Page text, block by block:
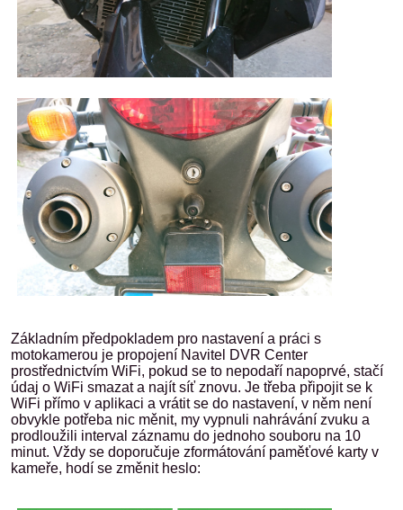
Základním předpokladem pro nastavení a práci s
motokamerou je propojení Navitel DVR Center
prostřednictvím WiFi, pokud se to nepodaří napoprvé, stačí
údaj o WiFi smazat a najít síť znovu. Je třeba připojit se k
WiFi přímo v aplikaci a vrátit se do nastavení, v něm není
obvykle potřeba nic měnit, my vypnuli nahrávání zvuku a
prodloužili interval záznamu do jednoho souboru na 10
minut. Vždy se doporučuje zformátování paměťové karty v
kameře, hodí se změnit heslo: